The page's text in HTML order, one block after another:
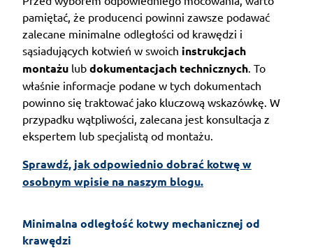
pamiętać, że producenci powinni zawsze podawać
zalecane minimalne odległości od krawędzi i
sąsiadujących kotwień w swoich instrukcjach
montażu lub dokumentacjach technicznych . To
właśnie informacje podane w tych dokumentach
powinno się traktować jako kluczową wskazówkę. W
przypadku wątpliwości, zalecana jest konsultacja z
ekspertem lub specjalistą od montażu.
Sprawdź, jak odpowiednio dobrać kotwę w
osobnym wpisie na naszym blogu.
Minimalna odległość kotwy mechanicznej od
krawędzi